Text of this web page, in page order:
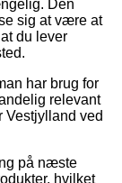
Den
sig at være at
du lever
har brug for
relevant
Vestjylland ved
på næste
hvilket